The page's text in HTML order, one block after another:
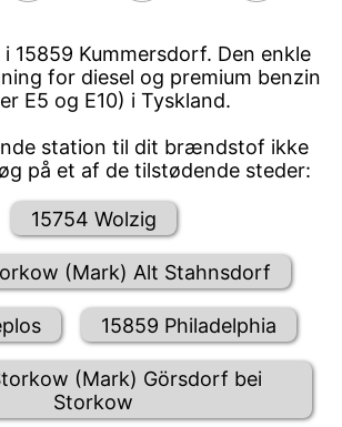
15859 Kummersdorf. Den enkle
for diesel og premium benzin
E5 og E10) i Tyskland.
station til dit brændstof ikke
på et af de tilstødende steder:
15754 Wolzig
(Mark) Alt Stahnsdorf
15859 Philadelphia
(Mark) Görsdorf bei
Storkow